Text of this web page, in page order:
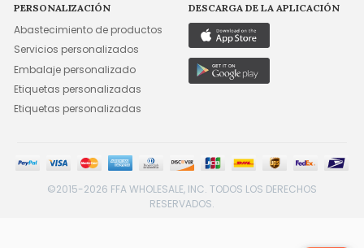
PERSONALIZACIÓN
Abastecimiento de productos
Servicios personalizados
Embalaje personalizado
Etiquetas personalizadas
Etiquetas personalizadas
DESCARGA DE LA APLICACIÓN
©2015-2026 FFA WHOLESALE, INC. TODOS LOS DERECHOS
RESERVADOS.